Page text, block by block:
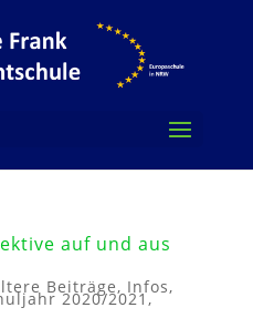
auf und aus
Beiträge, Infos,
2020/2021,